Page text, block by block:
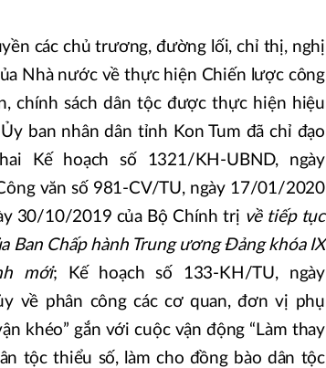
các chủ trương, đường lối, chỉ thị, nghị
Nhà nước về thực hiện Chiến lược công
chính sách dân tộc được thực hiện hiệu
ban nhân dân tỉnh Kon Tum đã chỉ đạo
Kế hoạch số 1321/KH-UBND, ngày
văn số 981-CV/TU, ngày 17/01/2020
30/10/2019 của Bộ Chính trị về tiếp tục
Chấp hành Trung ương Đảng khóa IX
mới; Kế hoạch số 133-KH/TU, ngày
về phân công các cơ quan, đơn vị phụ
khéo” gắn với cuộc vận động “Làm thay
tộc thiểu số, làm cho đồng bào dân tộc